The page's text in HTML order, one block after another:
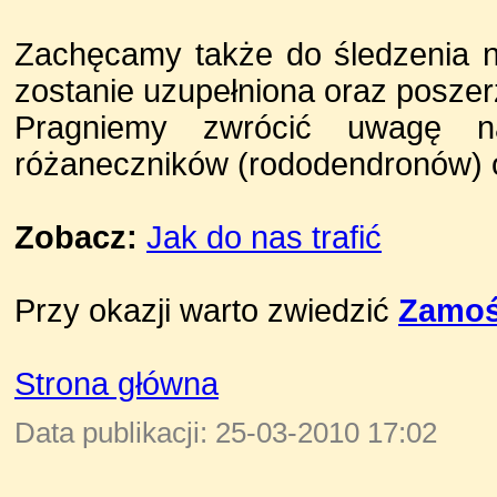
Zachęcamy także do śledzenia
zostanie uzupełniona oraz
Pragniemy zwrócić uwagę
różaneczników (rododendronów)
Zobacz: Jak do nas trafić
Przy okazji warto zwiedzić
Strona główna
Data publikacji: 25-03-2010 17:02